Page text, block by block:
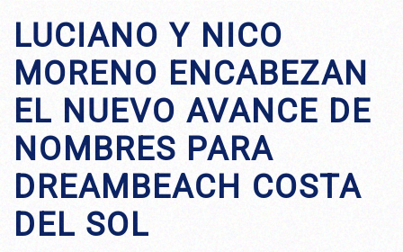
LUCIANO Y NICO
MORENO ENCABEZAN
EL NUEVO AVANCE DE
NOMBRES PARA
DREAMBEACH COSTA
DEL SOL